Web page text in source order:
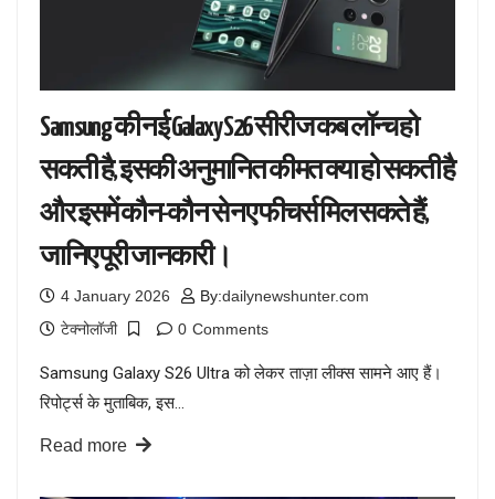
Samsung की नई Galaxy S26 सीरीज कब लॉन्च हो
सकती है, इसकी अनुमानित कीमत क्या हो सकती है
और इसमें कौन-कौन से नए फीचर्स मिल सकते हैं,
जानिए पूरी जानकारी।
4 January 2026 By:dailynewshunter.com
टेक्नोलॉजी
0 Comments
Samsung Galaxy S26 Ultra को लेकर ताज़ा लीक्स सामने आए हैं।
रिपोर्ट्स के मुताबिक, इस…
Read more